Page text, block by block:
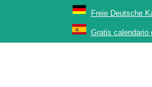
Freie Deutsche
Gratis calendario